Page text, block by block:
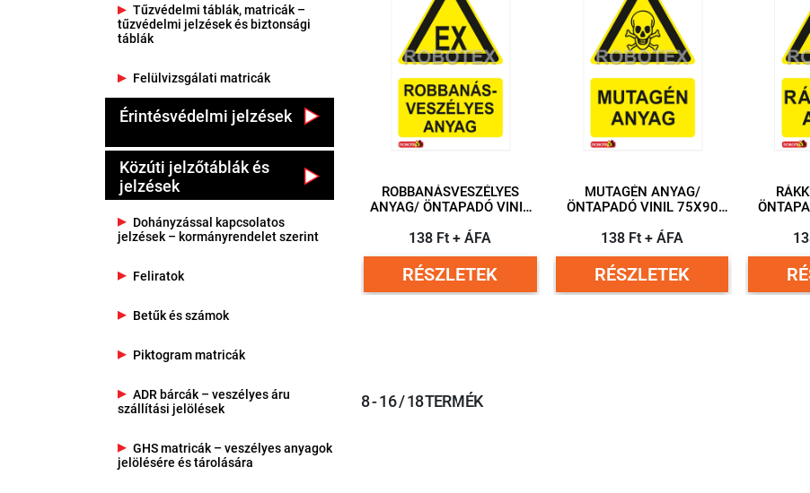
Tűzvédelmi táblák, matricák –
tűzvédelmi jelzések és biztonsági
táblák
Felülvizsgálati matricák
Érintésvédelmi jelzések
Közúti jelzőtáblák és
jelzések
Dohányzással kapcsolatos
jelzések – kormányrendelet szerint
Feliratok
Betűk és számok
Piktogram matricák
ADR bárcák – veszélyes áru
szállítási jelölések
GHS matricák – veszélyes anyagok
jelölésére és tárolására
ROBBANÁSVESZÉLYES
ANYAG/ ÖNTAPADÓ VINIL
138 Ft + ÁFA
RÉSZLETEK
MUTAGÉN ANYAG/
ÖNTAPADÓ VINIL 75X90
138 Ft + ÁFA
RÉSZLETEK
8 - 16 / 18 TERMÉK